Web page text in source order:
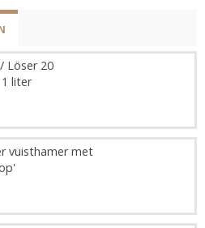
Löser 20
liter
vuisthamer met